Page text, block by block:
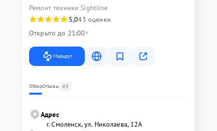
Ремонт техники Sightline
5,043 оценки
Открыто до 21:00
Маршрут
ОбзорОтзывы 49
Адрес
г. Смоленск, ул. Николаева, 12А